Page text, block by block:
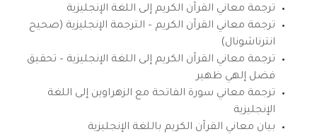
ترجمة معاني القرآن الكريم إلى اللغة الإنجليزية
ترجمة معاني القرآن الكريم – الترجمة الإنجليزية (صحيح
انترناشونال)
ترجمة معاني القرآن الكريم إلى اللغة الإنجليزية – تحقيق
فضل إلهي ظهير
ترجمة معاني سورة الفاتحة مع الزهراوين إلى اللغة
الإنجليزية
بيان معاني القرآن الكريم باللغة الإنجليزية